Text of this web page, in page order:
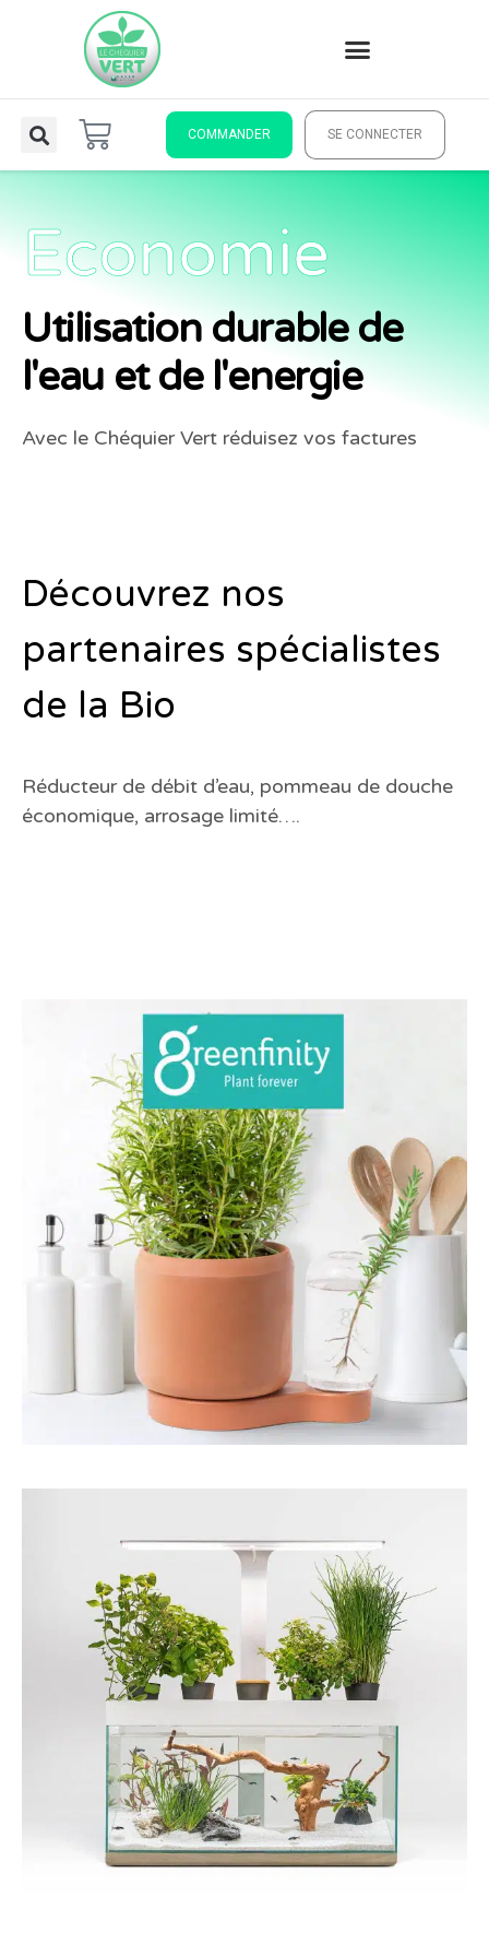
COMMANDER SE CONNECTER
Economie
Utilisation durable de
l'eau et de l'energie
Avec le Chéquier Vert réduisez vos factures
Découvrez nos
partenaires spécialistes
de la Bio
Réducteur de débit d’eau, pommeau de douche
économique, arrosage limité….